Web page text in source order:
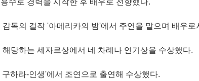
수로 경력을 시작한 후 배우로 전향했다.
독의 걸작 '아메리카의 밤'에서 주연을 맡으며 배우로
당하는 세자르상에서 네 차례나 연기상을 수상했다.
하라-인생'에서 조연으로 출연해 수상했다.